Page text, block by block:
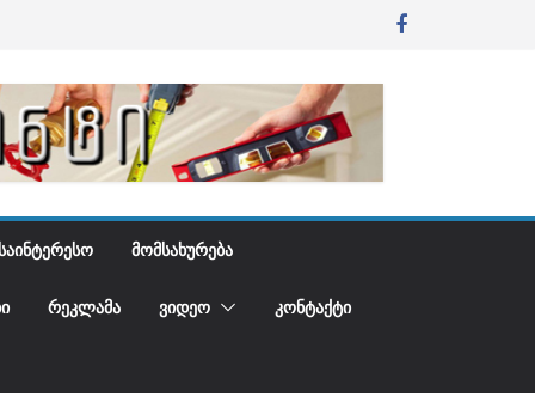
ᲡᲐᲘᲜᲢᲔᲠᲔᲡᲝ ᲛᲝᲛᲡᲐᲮᲣᲠᲔᲑᲐ
ᲠᲔᲙᲚᲐᲛᲐ ᲕᲘᲓᲔᲝ ᲙᲝᲜᲢᲐᲥᲢᲘ